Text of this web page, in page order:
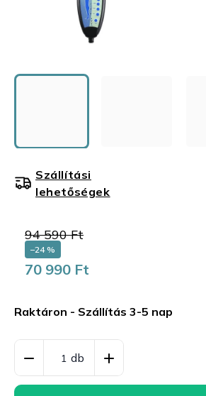
94 590 Ft
–24 %
70 990 Ft
Raktáron - Szállítás 3-5 nap
Szállítási
lehetőségek